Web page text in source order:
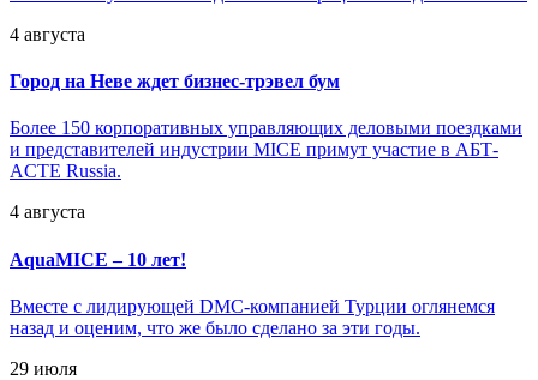
4 августа
Город на Неве ждет бизнес-трэвел бум
Более 150 корпоративных управляющих деловыми поездками
и представителей индустрии MICE примут участие в АБТ-
ACTE Russia.
4 августа
AquaMICE – 10 лет!
Вместе с лидирующей DMC-компанией Турции оглянемся
назад и оценим, что же было сделано за эти годы.
29 июля